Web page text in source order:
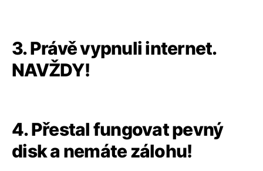
3. Právě vypnuli internet.
NAVŽDY!
4. Přestal fungovat pevný
disk a nemáte zálohu!